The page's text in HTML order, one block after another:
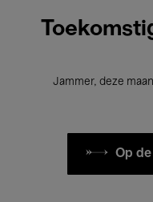
Jammer, deze
Op de